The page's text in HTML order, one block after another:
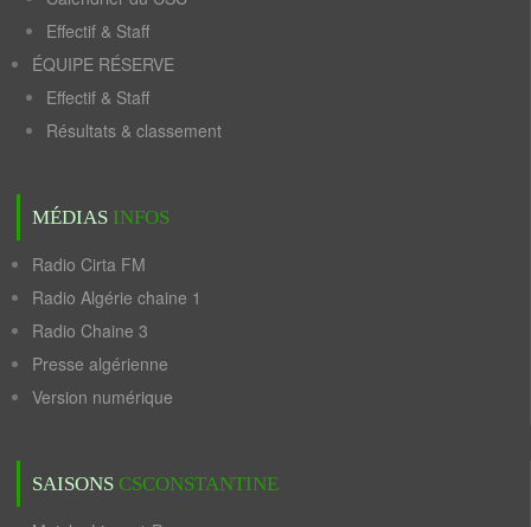
Effectif & Staff
ÉQUIPE RÉSERVE
Effectif & Staff
Résultats & classement
MÉDIAS INFOS
Radio Cirta FM
Radio Algérie chaine 1
Radio Chaine 3
Presse algérienne
Version numérique
SAISONS CSCONSTANTINE